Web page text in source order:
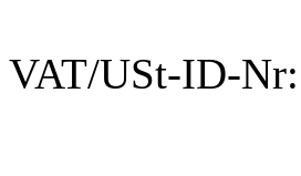
VAT/USt-ID-